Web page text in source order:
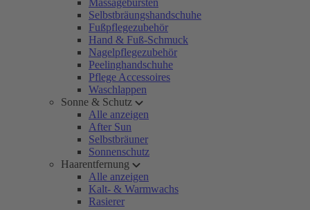
Massagebürsten
Selbstbräungshandschuhe
Fußpflegezubehör
Hand & Fuß-Schmuck
Nagelpflegezubehör
Peelinghandschuhe
Pflege Accessoires
Waschlappen
Sonne & Schutz
Alle anzeigen
After Sun
Selbstbräuner
Sonnenschutz
Haarentfernung
Alle anzeigen
Kalt- & Warmwachs
Rasierer